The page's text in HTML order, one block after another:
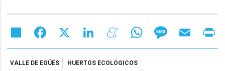
Share Facebook LinkedIn MeneameWhatsAppMessageEmail
VALLE DE EGÜÉS
HUERTOS ECOLÓGICOS